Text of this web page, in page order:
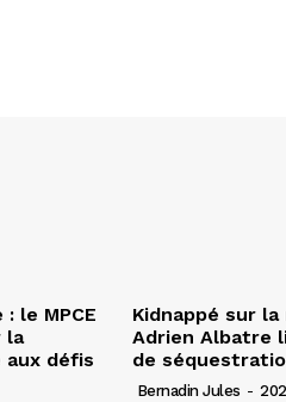
le MPCE
la
défis
Kidnappé sur
Adrien Albatre
de
Bernadin Jules -